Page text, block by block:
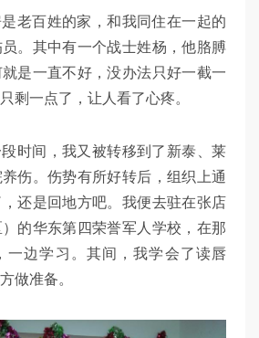
老百姓的家，和我同住在一起的
。其中有一个战士姓杨，他胳膊
就是一直不好，没办法只好一截一
剩一点了，让人看了心疼。
时间，我又被转移到了新泰、莱
伤。伤势有所好转后，组织上通
还是回地方吧。我便去驻在张店
）的华东第四荣誉军人学校，在那
一边学习。其间，我学会了读唇
做准备。